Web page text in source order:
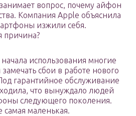
вопрос, почему айфон
Компания Apple объяснила
изжили себя.
причина?
использования многие
сбои в работе нового
гарантийное обслуживание
что вынуждало людей
следующего поколения.
самая маленькая.